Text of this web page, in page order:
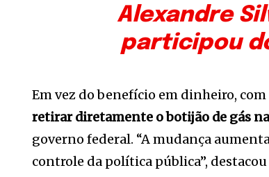
Alexandre
participou
Em vez do benefício em dinheiro,
retirar diretamente o botijão de gás
governo federal. “A mudança
controle da política pública”,